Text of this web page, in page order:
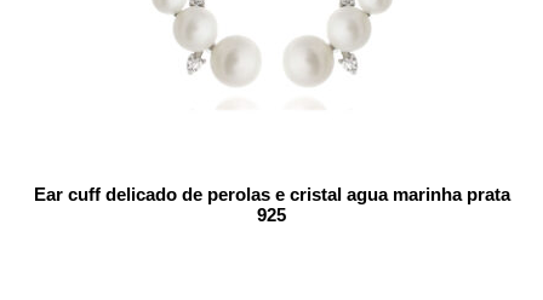
Ear cuff delicado de perolas e cristal agua marinha prata
925